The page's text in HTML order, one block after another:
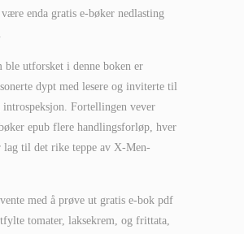
enda gratis e-bøker nedlasting
ble utforsket i denne boken er
dypt med lesere og inviterte til
Fortellingen vever
epub flere handlingsforløp, hver
til det rike teppe av X-Men-
med å prøve ut gratis e-bok pdf
tomater, laksekrem, og frittata,